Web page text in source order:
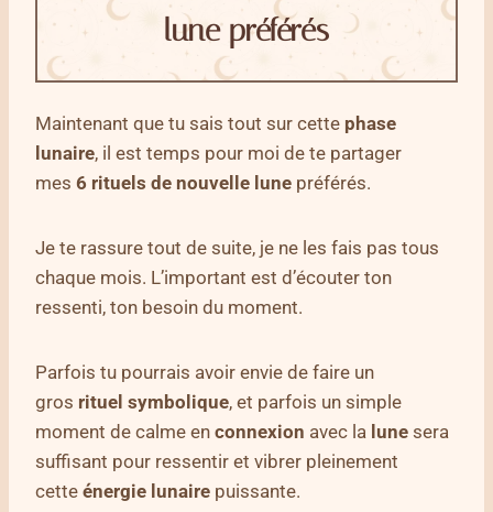
lune préférés
Maintenant que tu sais tout sur cette phase
lunaire, il est temps pour moi de te partager
mes 6 rituels de nouvelle lune préférés.
Je te rassure tout de suite, je ne les fais pas tous
chaque mois. L’important est d’écouter ton
ressenti, ton besoin du moment.
Parfois tu pourrais avoir envie de faire un
gros rituel symbolique, et parfois un simple
moment de calme en connexion avec la lune sera
suffisant pour ressentir et vibrer pleinement
cette énergie lunaire puissante.